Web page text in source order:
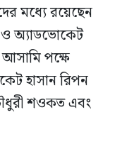
মধ্যে রয়েছেন
অ্যাডভোকেট
পক্ষে
হাসান রিপন
শওকত এবং